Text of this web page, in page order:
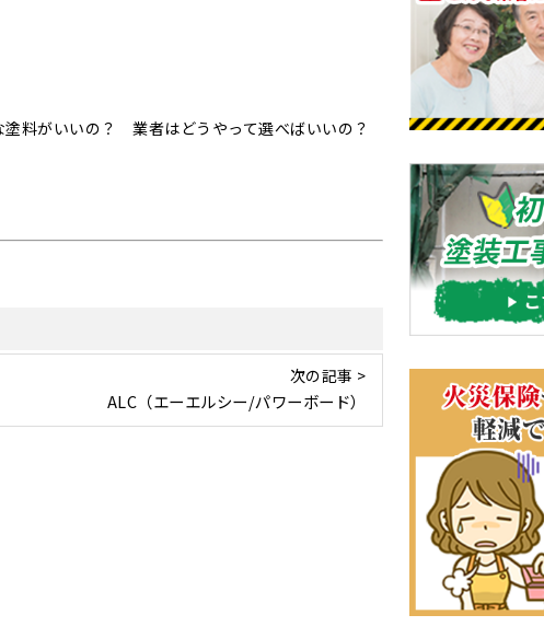
料がいいの？ 業者はどうやって選べばいいの？
次の記事 >
ALC（エーエルシー/パワーボード）